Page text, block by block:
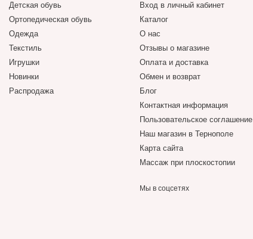
Детская обувь
Ортопедическая обувь
Одежда
Текстиль
Игрушки
Новинки
Распродажа
Вход в личный кабинет
Каталог
О нас
Отзывы о магазине
Оплата и доставка
Обмен и возврат
Блог
Контактная информация
Пользовательское соглашение
Наш магазин в Тернополе
Карта сайта
Массаж при плоскостопии
Мы в соцсетях